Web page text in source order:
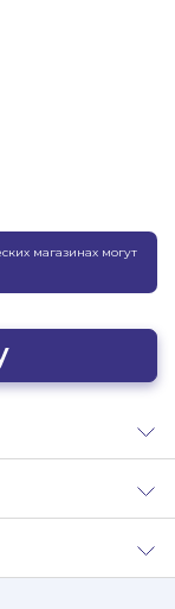
магазинах могут